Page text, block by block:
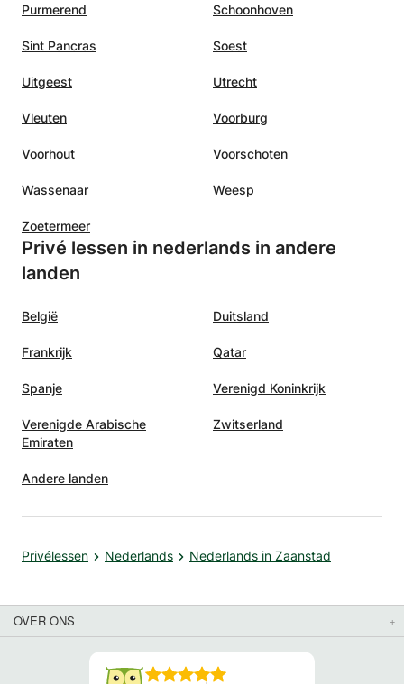
Purmerend Schoonhoven
Sint Pancras Soest
Uitgeest Utrecht
Vleuten Voorburg
Voorhout Voorschoten
Wassenaar Weesp
Zoetermeer
Privé lessen in nederlands in andere
landen
België Duitsland
Frankrijk Qatar
Spanje Verenigd Koninkrijk
Verenigde Arabische
Emiraten
Zwitserland
Andere landen
Privélessen Nederlands Nederlands in Zaanstad
OVER ONS